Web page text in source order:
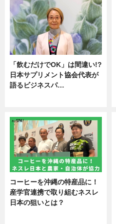
「飲むだけでOK」は間違い!?
日本サプリメント協会代表が
語るビジネスパ…
コーヒーを沖縄の特産品に！
産学官連携で取り組むネスレ
日本の狙いとは？